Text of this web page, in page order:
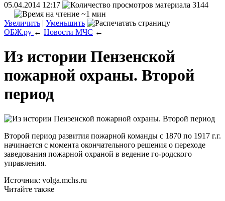
05.04.2014 12:17
3144
~1 мин
Увеличить | Уменьшить
ОБЖ.ру ← Новости МЧС ←
Из истории Пензенской
пожарной охраны. Второй
период
Второй период развития пожарной команды с 1870 по 1917 г.г.
начинается с момента окончательного решения о переходе
заведования пожарной охраной в ведение го-родского
управления.
Источник: volga.mchs.ru
Читайте также